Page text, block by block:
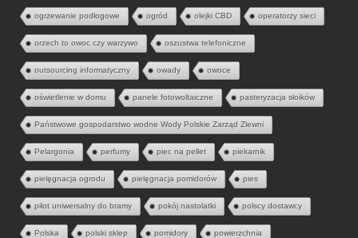
ogrzewanie podłogowe ogród olejki CBD operatorzy sieci
orzech to owoc czy warzywo oszustwa telefoniczne
outsourcing informatyczny owady owoce
oświetlenie w domu panele fotowoltaiczne pasteryzacja słoików
Państwowe gospodarstwo wodne Wody Polskie Zarząd Zlewni
Pelargonia perfumy piec na pellet piekarnik
pielęgnacja ogrodu pielęgnacja pomidorów pies
pilot uniwersalny do bramy pokój nastolatki polscy dostawcy
Polska polski sklep pomidory powierzchnia